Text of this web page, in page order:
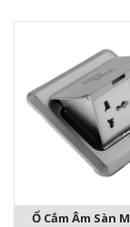
Ổ Cắm Âm Sàn